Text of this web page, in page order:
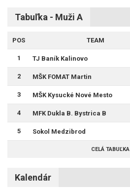
Tabuľka - Muži A
POS TEAM
1 TJ Baník Kalinovo
2 MŠK FOMAT Martin
3 MŠK Kysucké Nové Mesto
4 MFK Dukla B. Bystrica B
5 Sokol Medzibrod
CELÁ TABUĽKA
Kalendár